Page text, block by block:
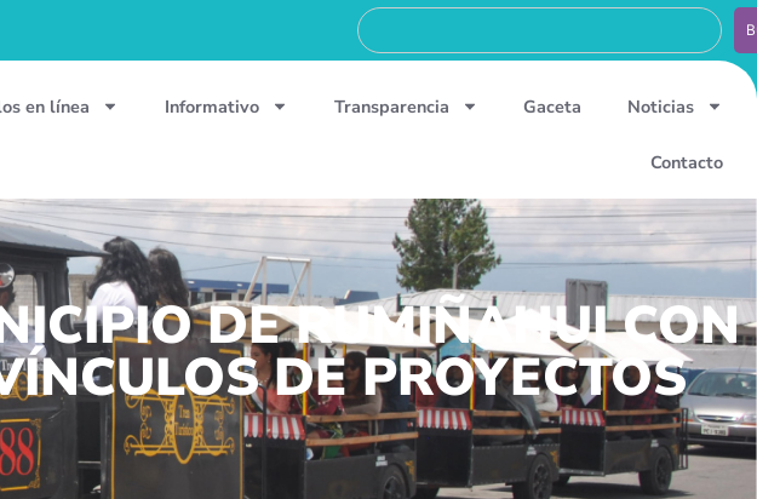
en línea Informativo Transparencia Gaceta Noticias
Contacto
DE RUMIÑAHUI CON
DE PROYECTOS